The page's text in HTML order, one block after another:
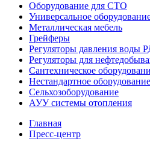
Оборудование для СТО
Универсальное
Металлическая мебель
Грейферы
Регуляторы давления воды
Регуляторы для
Сантехническое
Нестандартное оборудование
Сельхозоборудование
АУУ системы отопления
Главная
Пресс-центр